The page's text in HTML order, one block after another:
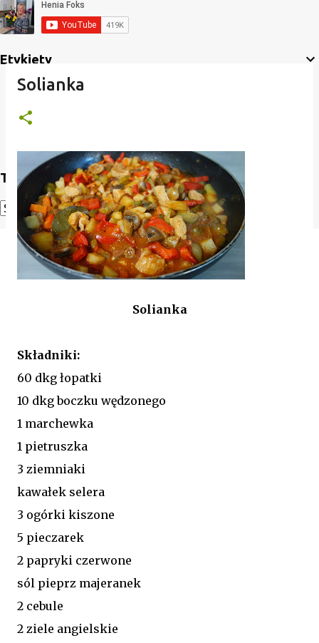
Etykiety
Translate
Powered by Translate
Solianka
Solianka
Składniki:
60 dkg łopatki
10 dkg boczku wędzonego
1 marchewka
1 pietruszka
3 ziemniaki
kawałek selera
3 ogórki kiszone
5 pieczarek
2 papryki czerwone
sól pieprz majeranek
2 cebule
2 ziele angielskie